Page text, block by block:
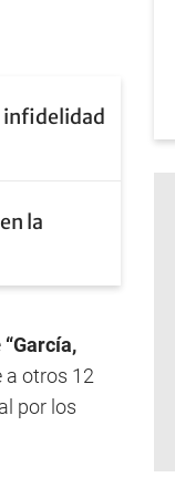
infidelidad
la
“García,
a otros 12
por los